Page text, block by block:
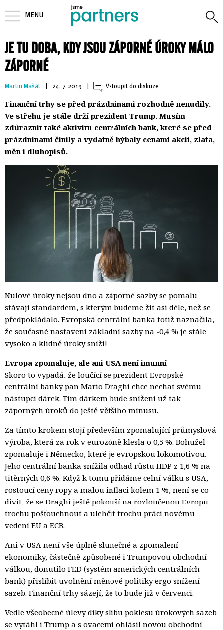
JE TU DOBA, KDY JSOU ZÁPORNÉ ÚROKY MÁLO
ZÁPORNÉ
Martin Mašát | 24. 7. 2019 | Vstoupit do diskuze
Finanční trhy se před prázdninami rozhodně nenudily.
Ve střehu je stále drží prezident Trump. Musím
zdůraznit také aktivitu centrálních bank, které se před
prázdninami činily a vydatně hýbaly cenami akcií, zlata,
měn i dluhopisů.
Nulové úroky nejsou dno a záporné sazby se pomalu
stávají standardem, s kterým budeme žít asi déle, než se
předpokládalo. Evropská centrální banka totiž naznačila,
že současné nastavení základní sazby na -0,4 % je stále
vysoko a klidně úroky sníží!
Evropa zpomaluje, ale ani USA není imunní
Skoro to vypadá, že loučící se prezident Evropské
centrální banky pan Mario Draghi chce nechat svému
nástupci dárek. Tím dárkem bude snížení už tak
záporných úroků do ještě většího mínusu.
Za tímto krokem stojí především zpomalující průmyslová
výroba, která za rok v eurozóně klesla o 0,5 %. Bohužel
zpomaluje i Německo, které je evropskou lokomotivou.
Jeho centrální banka snížila odhad růstu HDP z 1,6 % na
titěrných 0,6 %. Když k tomu přidáme celní válku s USA,
rostoucí ceny ropy a malou inflaci kolem 1 %, není se co
divit, že se Draghi ještě pokouší na rozloučenou Evropu
trochu pošťouchnout a ulehčit trochu práci novému
vedení EU a ECB.
Ani v USA není vše úplně slunečné a zpomalení
ekonomiky, částečně způsobené i Trumpovou obchodní
válkou, donutilo FED (systém amerických centrálních
bank) přislíbit uvolnění měnové politiky ergo snížení
sazeb. Finanční trhy sázejí, že to bude již v červenci.
Vedle všeobecné úlevy díky slibu poklesu úrokových sazeb
se vytáhl i Trump a s ovacemi ohlásil novou obchodní
MENU